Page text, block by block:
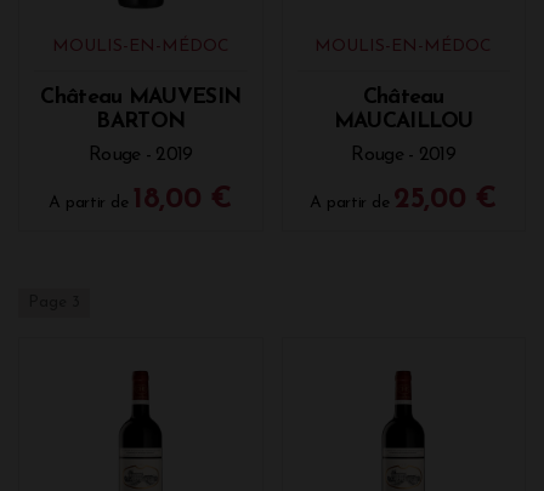
MOULIS-EN-MÉDOC
Château MAUVESIN
BARTON
Rouge - 2019
A partir de 18,00 €
MOULIS-EN-MÉDOC
Château
MAUCAILLOU
Rouge - 2019
A partir de 25,00 €